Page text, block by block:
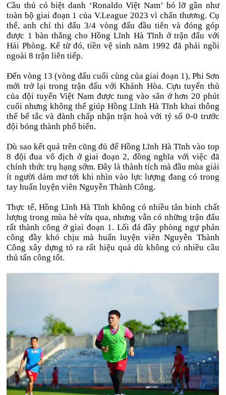
Cầu thủ có biệt danh ‘Ronaldo Việt Nam’ bỏ lỡ gần như
toàn bộ giai đoạn 1 của V.League 2023 vì chấn thương. Cụ
thể, anh chỉ thi đấu 3/4 vòng đấu đầu tiên và đóng góp
được 1 bàn thắng cho Hồng Lĩnh Hà Tĩnh ở trận đấu với
Hải Phòng. Kể từ đó, tiền vệ sinh năm 1992 đã phải ngồi
ngoài 8 trận liên tiếp.
Đến vòng 13 (vòng đấu cuối cùng của giai đoạn 1), Phi Sơn
mới trở lại trong trận đấu với Khánh Hòa. Cựu tuyển thủ
của đội tuyển Việt Nam được tung vào sân ở hơn 20 phút
cuối nhưng không thể giúp Hồng Lĩnh Hà Tĩnh khai thông
thế bế tắc và đành chấp nhận trận hoà với tỷ số 0-0 trước
đội bóng thành phố biển.
Dù sao kết quả trên cũng đủ để Hồng Lĩnh Hà Tĩnh vào top
8 đội đua vô địch ở giai đoạn 2, đồng nghĩa với việc đã
chính thức trụ hạng sớm. Đây là thành tích mà đầu mùa giải
ít người dám mơ tới khi nhìn vào lực lượng đang có trong
tay huấn luyện viên Nguyễn Thành Công.
Thực tế, Hồng Lĩnh Hà Tĩnh không có nhiều tân binh chất
lượng trong mùa hè vừa qua, nhưng vẫn có những trận đấu
rất thành công ở giai đoạn 1. Lối đá đầy phòng ngự phản
công đầy khó chịu mà huấn luyện viên Nguyễn Thành
Công xây dựng tỏ ra rất hiệu quả dù không có nhiều cầu
thủ tấn công tốt.